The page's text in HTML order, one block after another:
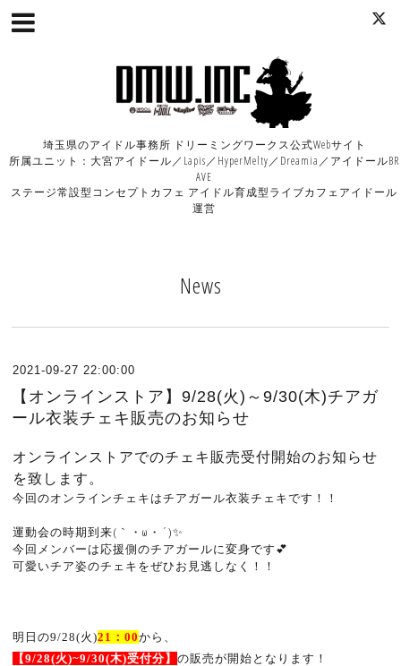
埼玉県のアイドル事務所 ドリーミングワークス公式Webサイト
所属ユニット：大宮アイドール／Lapis／HyperMelty／Dreamia／アイドールBR
AVE
ステージ常設型コンセプトカフェ アイドル育成型ライブカフェアイドール
運営
News
2021-09-27 22:00:00
【オンラインストア】9/28(火)～9/30(木)チアガ
ール衣装チェキ販売のお知らせ
オンラインストアでのチェキ販売受付開始のお知らせ
を致します。
今回のオンラインチェキはチアガール衣装チェキです ！！
運動会の時期到来(｀・ω・´)✨
今回メンバーは応援側のチアガールに変身です💕
可愛いチア姿のチェキをぜひお見逃しなく！！
明日の9/28(火)21 ：00から、
【9/28(火)~9/30(木)受付分】の販売が開始となります！